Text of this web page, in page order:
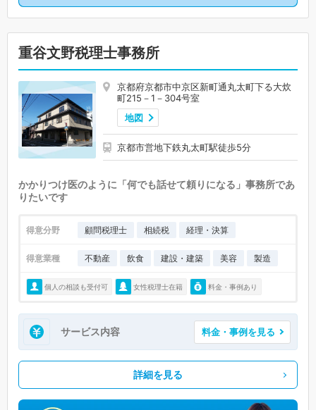
重谷文野税理士事務所
京都府京都市中京区新町通丸太町下る大炊
町215－1－304号室
地図
京都市営地下鉄丸太町駅徒歩5分
かかりつけ医のように「何でも話せて頼りになる」事務所であ
りたいです
得意分野 顧問税理士 相続税 経理・決算
得意業種 不動産 飲食 建設・建築 美容 製造
個人の相談も受付可 女性税理士在籍 料金・事例あり
サービス内容 料金・事例を見る
詳細を見る